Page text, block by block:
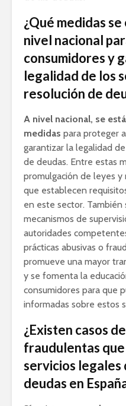
¿Qué medidas
nivel nacional
consumidores y
legalidad de los
resolución de
A nivel nacional, se
medidas para proteger
garantizar la legalidad
de deudas. Entre estas
promulgación de leyes y
que establecen
en este sector.
mecanismos de
autoridades
prácticas abusivas o
promueve una mayor
y se fomenta la
consumidores para que
informadas sobre estos
¿Existen casos
fraudulentas
servicios legales
deudas en